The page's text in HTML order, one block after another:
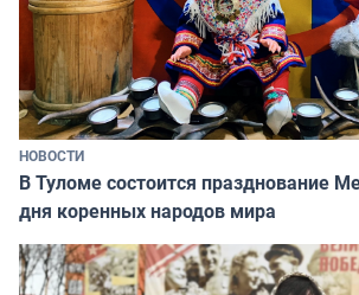
НОВОСТИ
В Туломе состоится празднование
дня коренных народов мира